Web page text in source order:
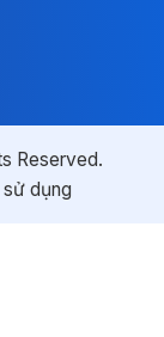
Reserved.
dụng